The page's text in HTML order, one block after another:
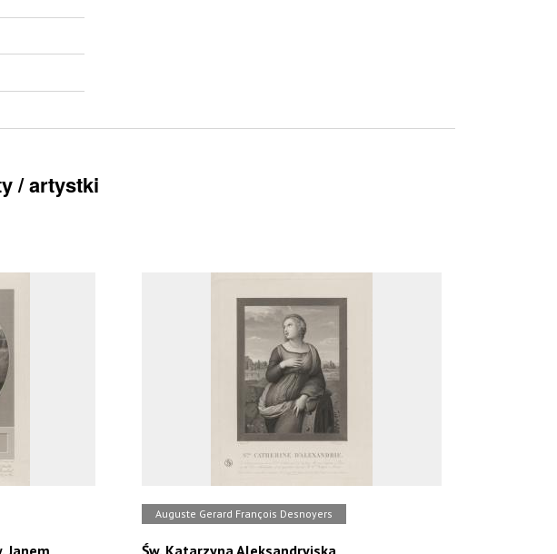
/ artystki
Auguste Gerard François Desnoyers